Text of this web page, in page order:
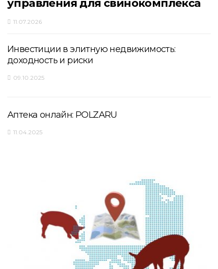
управления для свинокомплекса
11.07.2026
Инвестиции в элитную недвижимость:
доходность и риски
09.10.2025
Аптека онлайн: POLZARU
11.04.2025